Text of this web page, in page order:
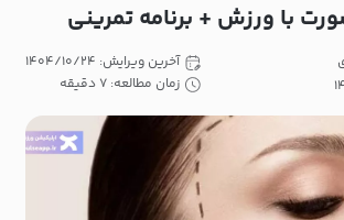
با ورزش + برنامه تمرینی
آخرین ویرایش: ۱۴۰۴/۱۰/۲۴
زمان مطالعه: ۷ دقیقه